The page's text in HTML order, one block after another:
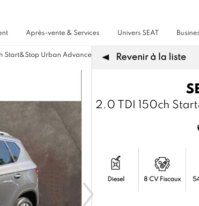
Après-vente & Services Univers SEAT
Start&Stop Urban Advanced DSG7) Diesel, Automatique à
Revenir à la liste
2.0 TDI 150ch
Diesel 8 CV Fiscaux